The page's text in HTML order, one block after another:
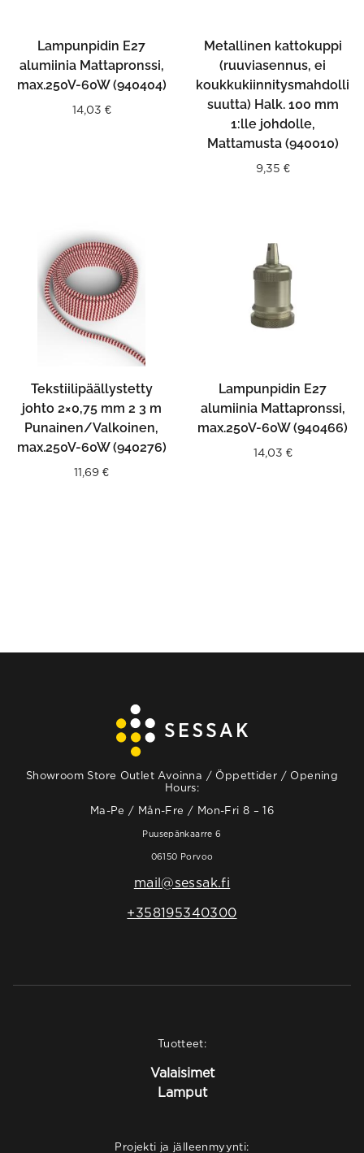
Lampunpidin E27
alumiinia Mattapronssi,
max.250V-60W (940404)
14,03 €
Metallinen kattokuppi
(ruuviasennus, ei
koukkukiinnitysmahdolli
suutta) Halk. 100 mm
1:lle johdolle,
Mattamusta (940010)
9,35 €
Tekstiilipäällystetty
johto 2×0,75 mm 2 3 m
Punainen/Valkoinen,
max.250V-60W (940276)
11,69 €
Lampunpidin E27
alumiinia Mattapronssi,
max.250V-60W (940466)
14,03 €
Showroom Store Outlet Avoinna / Öppettider / Opening
Hours:
Ma-Pe / Mån-Fre / Mon-Fri 8 – 16
Puusepänkaarre 6
06150 Porvoo
mail@sessak.fi
+358195340300
Tuotteet:
Valaisimet
Lamput
Projekti ja jälleenmyynti: